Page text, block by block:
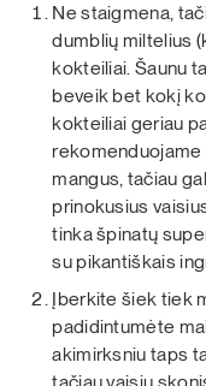
Ne staigmena,
dumblių miltelius
kokteiliai. Šaunu
beveik bet kokį
kokteiliai geriau
rekomenduojame
mangus, tačiau
prinokusius
tinka špinatų
su pikantiškais
Įberkite šiek tiek
padidintumėte
akimirksniu taps